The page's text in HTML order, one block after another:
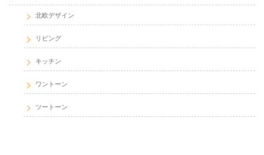
北欧デザイン
リビング
キッチン
ワントーン
ツートーン